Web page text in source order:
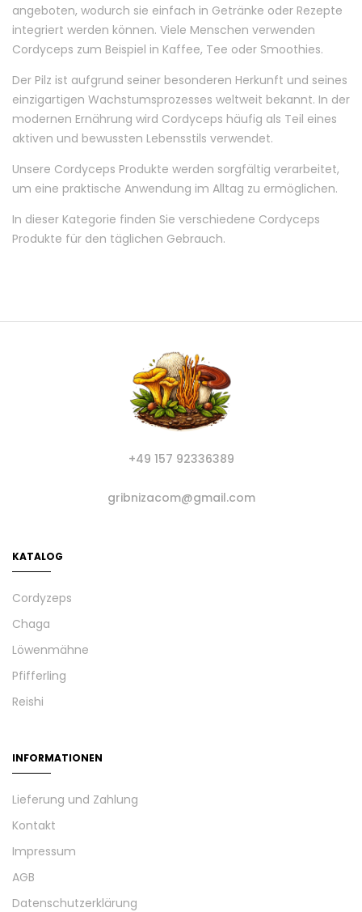
angeboten, wodurch sie einfach in Getränke oder Rezepte
integriert werden können. Viele Menschen verwenden
Cordyceps zum Beispiel in Kaffee, Tee oder Smoothies.
Der Pilz ist aufgrund seiner besonderen Herkunft und seines
einzigartigen Wachstumsprozesses weltweit bekannt. In der
modernen Ernährung wird Cordyceps häufig als Teil eines
aktiven und bewussten Lebensstils verwendet.
Unsere Cordyceps Produkte werden sorgfältig verarbeitet,
um eine praktische Anwendung im Alltag zu ermöglichen.
In dieser Kategorie finden Sie verschiedene Cordyceps
Produkte für den täglichen Gebrauch.
+49 157 92336389
gribnizacom@gmail.com
KATALOG
Cordyzeps
Chaga
Löwenmähne
Pfifferling
Reishi
INFORMATIONEN
Lieferung und Zahlung
Kontakt
Impressum
AGB
Datenschutzerklärung